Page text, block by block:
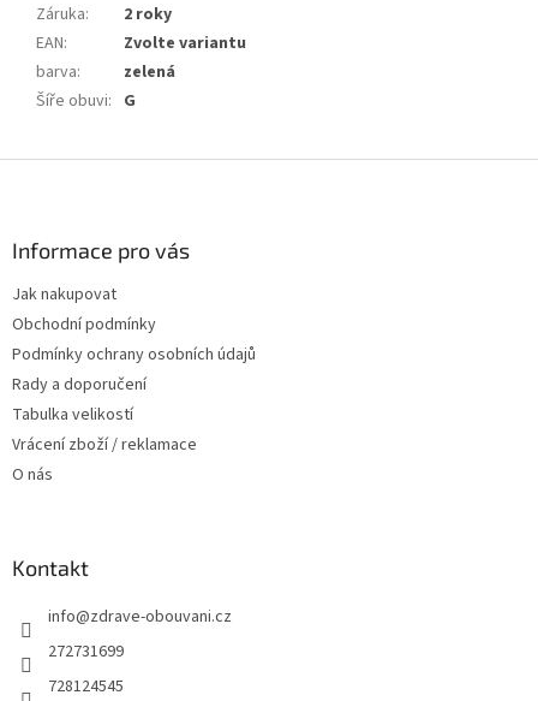
Záruka:
2 roky
EAN:
Zvolte variantu
barva:
zelená
Šíře obuvi: G
Informace pro vás
Jak nakupovat
Obchodní podmínky
Podmínky ochrany osobních údajů
Rady a doporučení
Tabulka velikostí
Vrácení zboží / reklamace
O nás
Kontakt
info@zdrave-obouvani.cz
272731699
728124545